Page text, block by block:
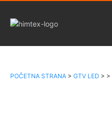
POČETNA STRANA > GTV LED > >